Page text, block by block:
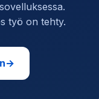
työ on tehty.
→